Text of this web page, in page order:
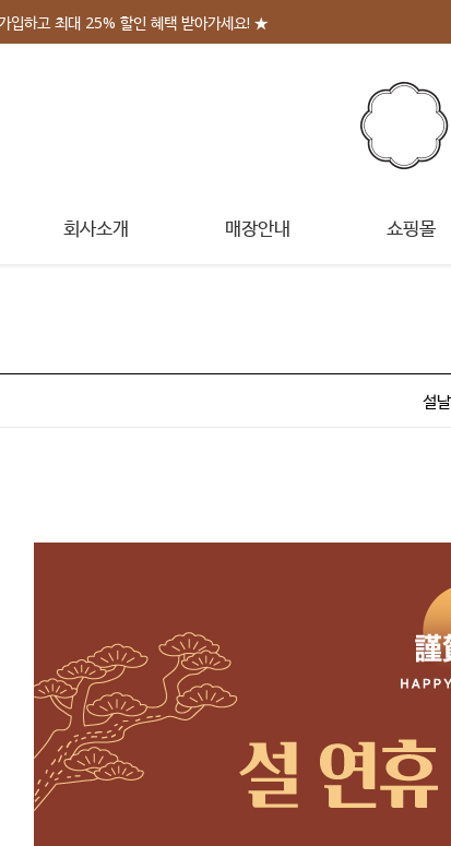
하고 최대 25% 할인 혜택 받아가세요! ★
회사소개 매장안내 쇼핑몰
설